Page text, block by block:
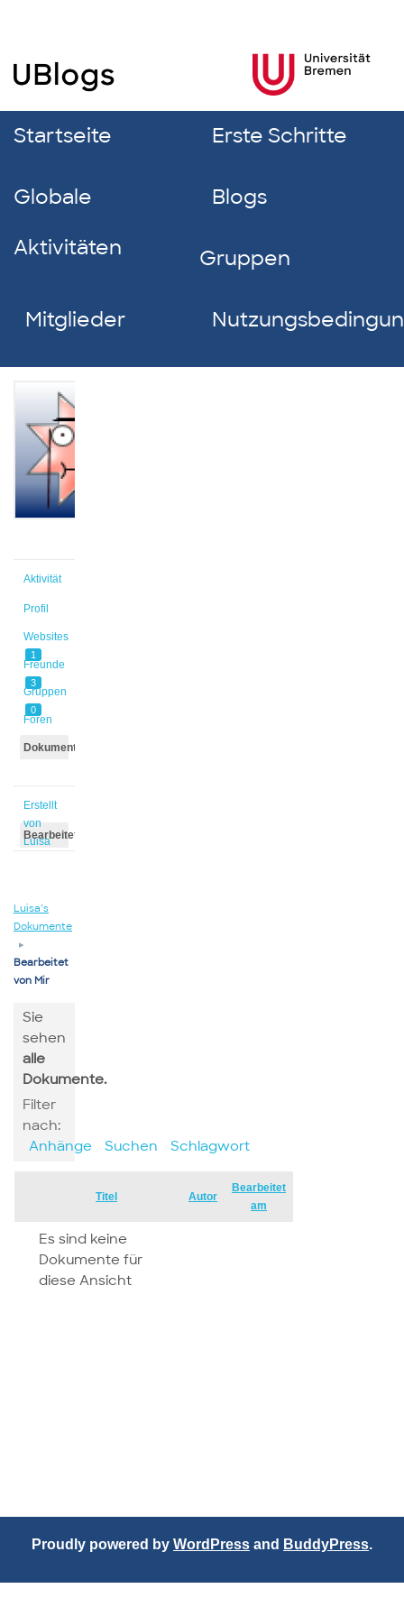
Startseite Erste Schritte
Globale
Aktivitäten
Blogs
Gruppen
Mitglieder
Aktivität
Profil
Websites
1
Freunde
3
Gruppen
0
Foren
Dokumente
Erstellt
von
Luisa
Bearbeitet
Luisa’s
Dokumente
▸
Bearbeitet
von Mir
Sie
sehen
alle
Dokumente.
Filter
nach:
Anhänge
Suchen Schlagwort
Titel Autor
Bearbeitet
am
Es sind keine
Dokumente für
diese Ansicht
Proudly powered by WordPress and BuddyPress.